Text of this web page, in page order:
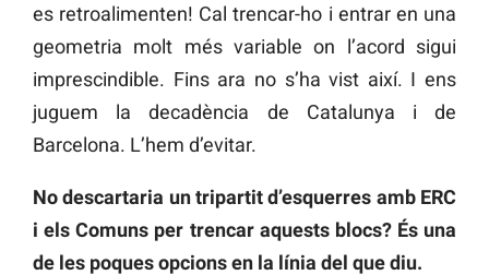
es retroalimenten! Cal trencar-ho i entrar en una
geometria molt més variable on l’acord sigui
imprescindible. Fins ara no s’ha vist així. I ens
juguem la decadència de Catalunya i de
Barcelona. L’hem d’evitar.
No descartaria un tripartit d’esquerres amb ERC
i els Comuns per trencar aquests blocs? És una
de les poques opcions en la línia del que diu.